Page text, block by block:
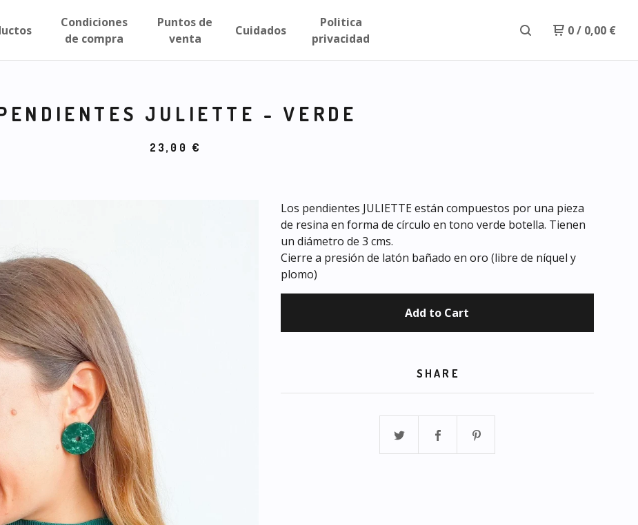
Condiciones
de compra
Puntos de
venta
Cuidados
Politica
privacidad
0/ 0,00 €
JULIETTE - VERDE
23,00 €
Los pendientes JULIETTE están compuestos por una pieza
de resina en forma de círculo en tono verde botella. Tienen
un diámetro de 3 cms.
Cierre a presión de latón bañado en oro (libre de níquel y
plomo)
Add to Cart
SHARE